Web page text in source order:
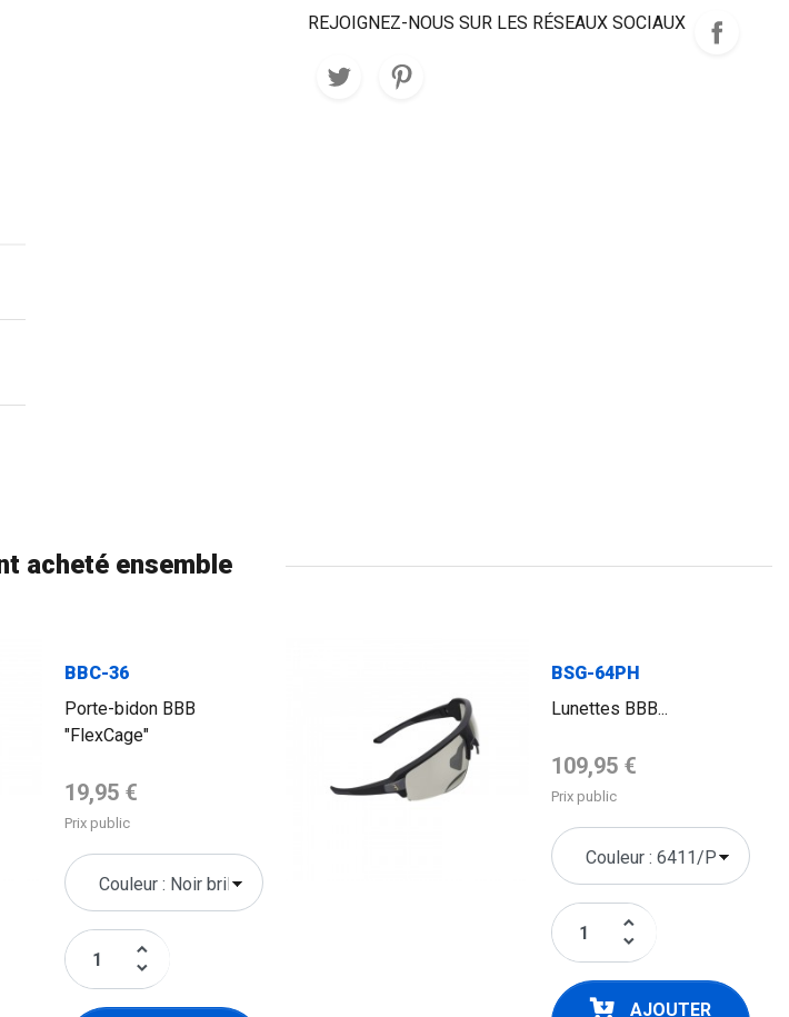
REJOIGNEZ-NOUS SUR LES RÉSEAUX SOCIAUX
acheté ensemble
BBC-36
Porte-bidon BBB
"FlexCage"
Prix de base
19,95 €
Prix public
keyboard_arrow_up
keyboard_arrow_down
BSG-64PH
Lunettes BBB...
Prix de base
109,95 €
Prix public
keyboard_arrow_up
keyboard_arrow_down
AJOUTER